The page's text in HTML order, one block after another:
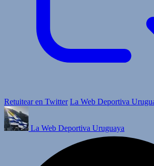
Retuitear en Twitter La Web Deportiva
La Web Deportiva Uruguaya